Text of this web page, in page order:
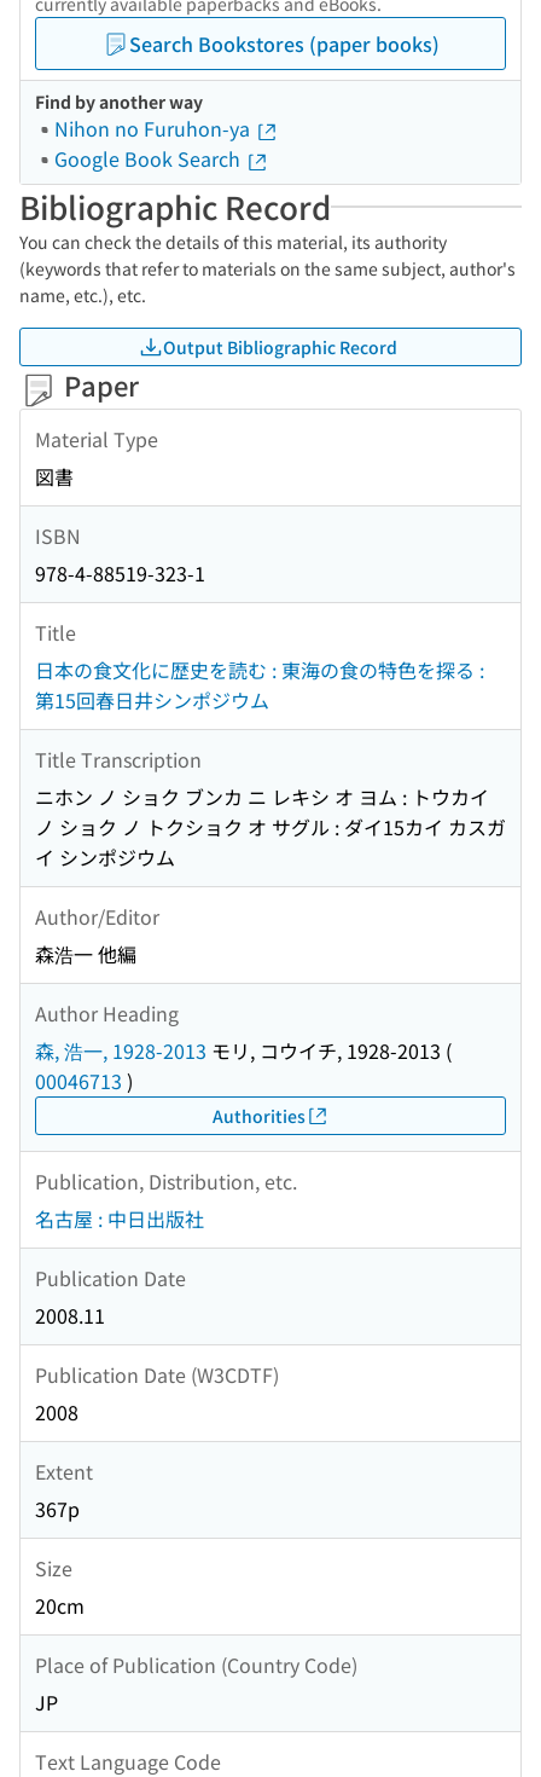
Search Bookstores (paper books)
Find by another way
Nihon no Furuhon-ya
Google Book Search
Bibliographic Record
You can check the details of this material, its authority
(keywords that refer to materials on the same subject, author's
name, etc.), etc.
Output Bibliographic Record
Paper
Material Type
図書
ISBN
978-4-88519-323-1
Title
日本の食文化に歴史を読む : 東海の食の特色を探る :
第15回春日井シンポジウム
Title Transcription
ニホン ノ ショク ブンカ ニ レキシ オ ヨム : トウカイ
ノ ショク ノ トクショク オ サグル : ダイ15カイ カスガ
イ シンポジウム
Author/Editor
森浩一 他編
Author Heading
森, 浩一, 1928-2013 モリ, コウイチ, 1928-2013 (
00046713 )
Authorities
Publication, Distribution, etc.
名古屋 : 中日出版社
Publication Date
2008.11
Publication Date (W3CDTF)
2008
Extent
367p
Size
20cm
Place of Publication (Country Code)
JP
Text Language Code